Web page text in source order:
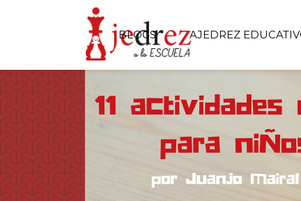
BLOGS AJEDREZ